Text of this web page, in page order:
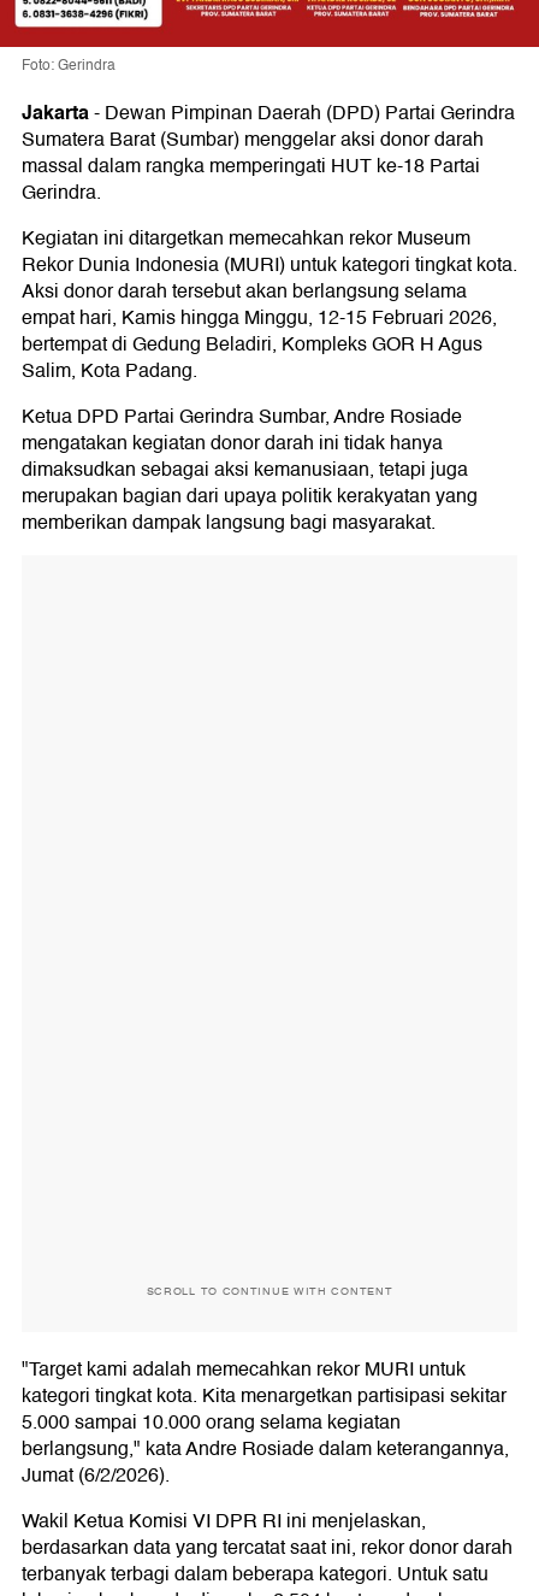
Foto: Gerindra
Jakarta-Dewan Pimpinan Daerah (DPD) Partai Gerindra
Sumatera Barat (Sumbar) menggelar aksi donor darah
massal dalam rangka memperingati HUT ke-18 Partai
Gerindra.
Kegiatan ini ditargetkan memecahkan rekor Museum
Rekor Dunia Indonesia (MURI) untuk kategori tingkat kota.
Aksi donor darah tersebut akan berlangsung selama
empat hari, Kamis hingga Minggu, 12-15 Februari 2026,
bertempat di Gedung Beladiri, Kompleks GOR H Agus
Salim, Kota Padang.
Ketua DPD Partai Gerindra Sumbar, Andre Rosiade
mengatakan kegiatan donor darah ini tidak hanya
dimaksudkan sebagai aksi kemanusiaan, tetapi juga
merupakan bagian dari upaya politik kerakyatan yang
memberikan dampak langsung bagi masyarakat.
SCROLL TO CONTINUE WITH CONTENT
"Target kami adalah memecahkan rekor MURI untuk
kategori tingkat kota. Kita menargetkan partisipasi sekitar
5.000 sampai 10.000 orang selama kegiatan
berlangsung," kata Andre Rosiade dalam keterangannya,
Jumat (6/2/2026).
Wakil Ketua Komisi VI DPR RI ini menjelaskan,
berdasarkan data yang tercatat saat ini, rekor donor darah
terbanyak terbagi dalam beberapa kategori. Untuk satu